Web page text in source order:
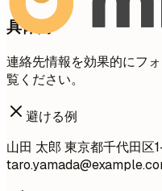
具体例
連絡先情報を効果的にフ
覧ください。
避ける例
山田 太郎 東京都千代田